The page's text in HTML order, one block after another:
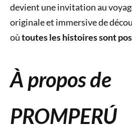
devient une invitation au
originale et immersive de
oùtoutes les histoires sont
À propos de
PROMPERÚ